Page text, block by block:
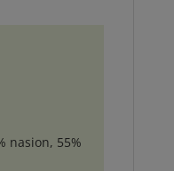
nasion, 55%